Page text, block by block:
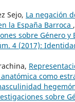
Sejo, La negación
la España Barroca ,
sobre Género y
4 (2017):
como
sobre